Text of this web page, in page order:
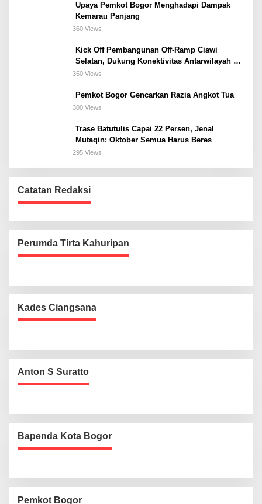
Upaya Pemkot Bogor Menghadapi Dampak
Kemarau Panjang
360 Views
Kick Off Pembangunan Off-Ramp Ciawi
Selatan, Dukung Konektivitas Antarwilayah di
Bogor Selatan
350 Views
Pemkot Bogor Gencarkan Razia Angkot Tua
300 Views
Trase Batutulis Capai 22 Persen, Jenal
Mutaqin: Oktober Semua Harus Beres
295 Views
Catatan Redaksi
Perumda Tirta Kahuripan
Kades Ciangsana
Anton S Suratto
Bapenda Kota Bogor
Pemkot Bogor